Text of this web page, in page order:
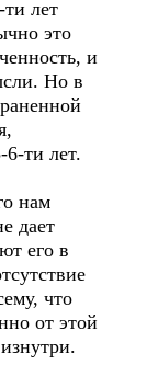
лет
это
и
Но в
ти лет.
нам
дает
его в
что
от этой